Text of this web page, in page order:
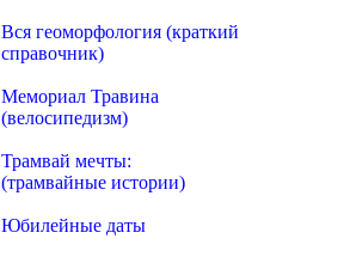
Вся геоморфология (краткий
справочник)
Мемориал Травина
(велосипедизм)
Трамвай мечты:
(трамвайные истории)
Юбилейные даты